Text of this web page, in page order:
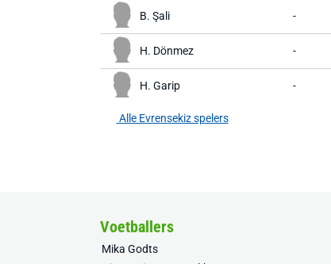
B. Şali -
H. Dönmez -
H. Garip -
Alle Evrensekiz spelers
Voetballers
Mika Godts